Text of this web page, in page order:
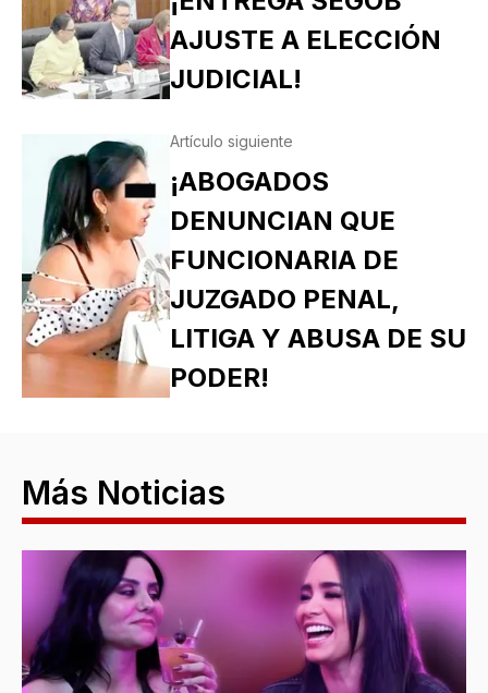
AJUSTE A ELECCIÓN
JUDICIAL!
Artículo siguiente
¡ABOGADOS
DENUNCIAN QUE
FUNCIONARIA DE
JUZGADO PENAL,
LITIGA Y ABUSA DE SU
PODER!
Más Noticias